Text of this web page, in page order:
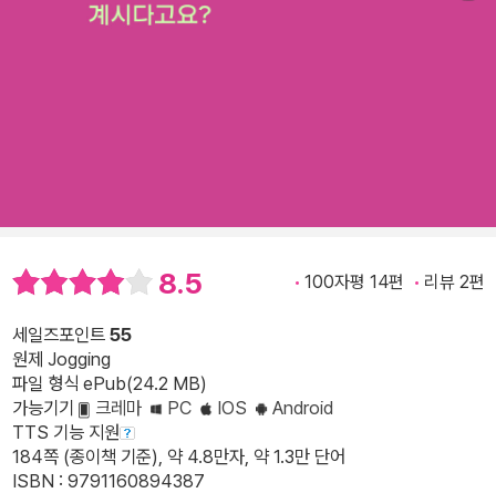
8.5 100자평 14편 리뷰 2편
세일즈포인트 55
원제 Jogging
파일 형식 ePub(24.2 MB)
가능기기
크레마 PC IOS
Android
TTS 기능 지원
184쪽 (종이책 기준), 약 4.8만자, 약 1.3만 단어
ISBN : 9791160894387